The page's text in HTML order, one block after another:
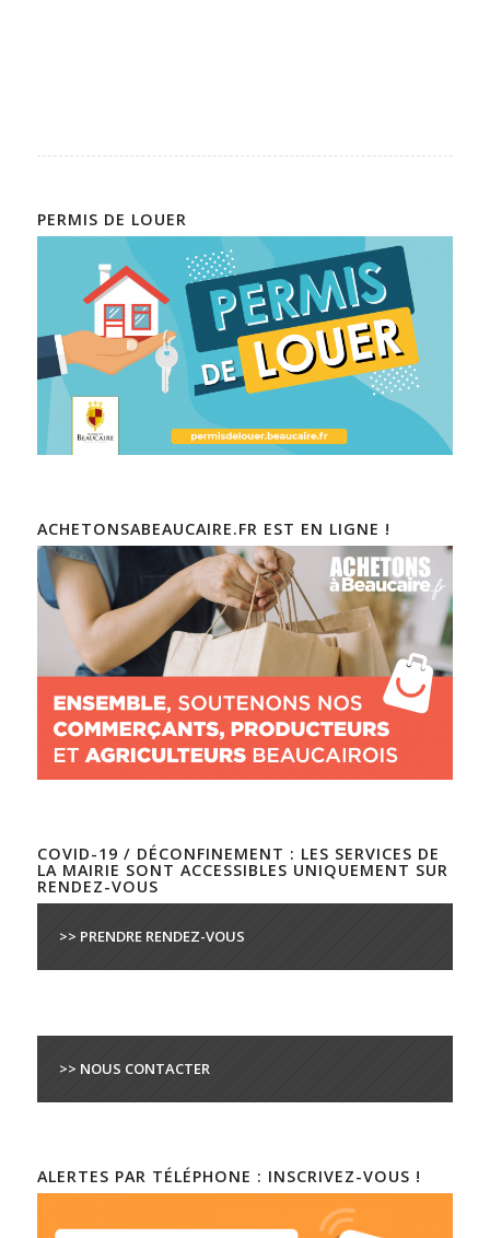
PERMIS DE LOUER
ACHETONSABEAUCAIRE.FR EST EN LIGNE !
COVID-19 / DÉCONFINEMENT : LES SERVICES DE
LA MAIRIE SONT ACCESSIBLES UNIQUEMENT SUR
RENDEZ-VOUS
>> PRENDRE RENDEZ-VOUS
>> NOUS CONTACTER
ALERTES PAR TÉLÉPHONE : INSCRIVEZ-VOUS !